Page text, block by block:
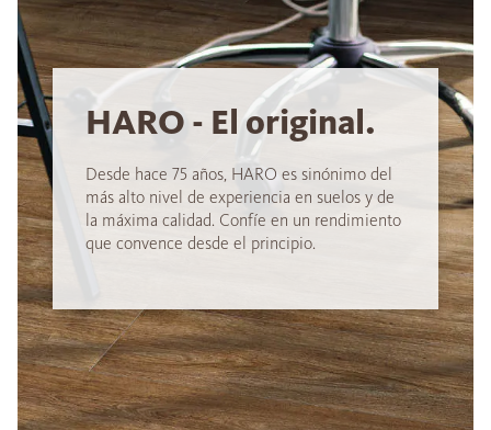
HARO - El original.
Desde hace 75 años, HARO es sinónimo del
más alto nivel de experiencia en suelos y de
la máxima calidad. Confíe en un rendimiento
que convence desde el principio.